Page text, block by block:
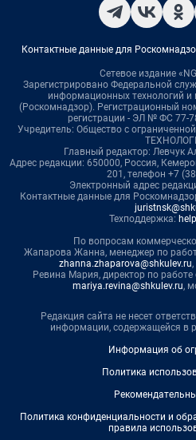
Контактные данные для
Сетевое издание
Зарегистрировано Федеральной
информационных технологий
(Роскомнадзор). Регистрационный
регистрации - ЭЛ № ФС 77-
Учредитель: Общество с
Главный редактор: Левчук
Адрес редакции: 650000, Россия,
201, телефон +7
Электронный адрес
Контактные данные для
Техподдержка:
По вопросам
Жапарова Жанна, менеджер по
zhanna.zhaparova@shkulev.ru
Ревина Мария, директор по
mariya.revina@shkulev.ru,
Редакция сайта не несет
информации, содержащейся в
Информация об
Политика
Политика конфиденциальности и
правила